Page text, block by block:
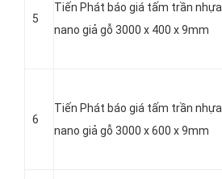
5
Tiến Phát báo giá tấm trần nhựa
nano giả gỗ 3000 x 400 x 9mm
6
Tiến Phát báo giá tấm trần nhựa
nano giả gỗ 3000 x 600 x 9mm